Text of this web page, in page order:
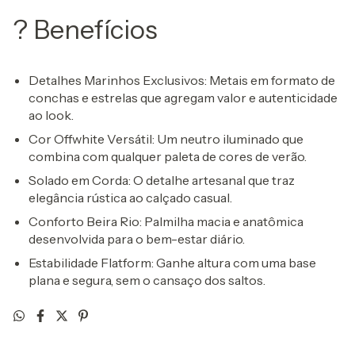
? Benefícios
Detalhes Marinhos Exclusivos: Metais em formato de
conchas e estrelas que agregam valor e autenticidade
ao look.
Cor Offwhite Versátil: Um neutro iluminado que
combina com qualquer paleta de cores de verão.
Solado em Corda: O detalhe artesanal que traz
elegância rústica ao calçado casual.
Conforto Beira Rio: Palmilha macia e anatômica
desenvolvida para o bem-estar diário.
Estabilidade Flatform: Ganhe altura com uma base
plana e segura, sem o cansaço dos saltos.